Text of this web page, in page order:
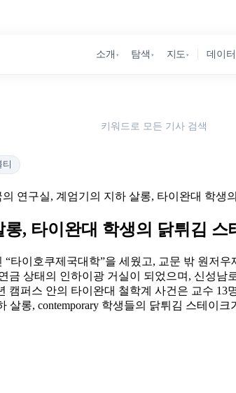
소개 ▾ 탐색 ▾ 지도 ▾ 데이터
키워드로 모든 기사 검색
티
연구실, 계엄기의 지하 살롱, 타이완대 학생
, 타이완대 학생의 닭튀김 스
타이호쿠제국대학”을 세웠고, 교문 밖 원저
금 상태의 인하이광 거실이 되었으며, 신성
캠퍼스 안의 타이완대 철학계 사건은 교수
롱, contemporary 학생들의 닭튀김 스테이